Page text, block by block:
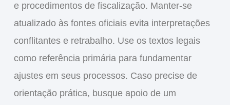
e procedimentos de fiscalização. Manter-se
atualizado às fontes oficiais evita interpretações
conflitantes e retrabalho. Use os textos legais
como referência primária para fundamentar
ajustes em seus processos. Caso precise de
orientação prática, busque apoio de um